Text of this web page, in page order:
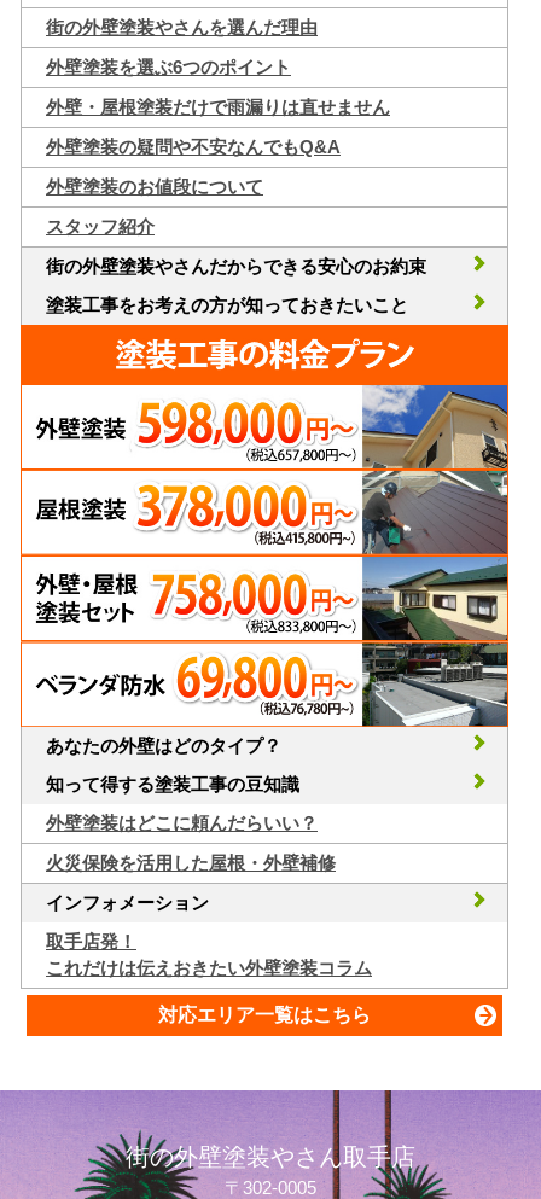
街の外壁塗装やさんを選んだ理由
外壁塗装を選ぶ6つのポイント
外壁・屋根塗装だけで雨漏りは直せません
外壁塗装の疑問や不安なんでもQ&A
外壁塗装のお値段について
スタッフ紹介
街の外壁塗装やさんだからできる安心のお約束
塗装工事をお考えの方が知っておきたいこと
あなたの外壁はどのタイプ？
知って得する塗装工事の豆知識
外壁塗装はどこに頼んだらいい？
火災保険を活用した屋根・外壁補修
インフォメーション
取手店発！
これだけは伝えおきたい外壁塗装コラム
対応エリア一覧はこちら
街の外壁塗装やさん取手店
〒302-0005